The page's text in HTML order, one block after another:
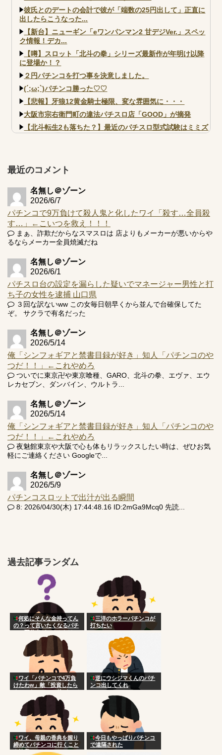
彼氏とのデートの会計で彼が「端数の25円出して」正直に
出したらこうなった...
【新台】ニューギン「eワンパンマン2 甘デジVer.」スペッ
ク情報！デカ...
【噂】スロット「北斗の拳」シリーズ最新作が年明け以降
に登場か！？
２円パチンコを打つ事を決意しました。
(´;ω;`)パチンコ勝った♡♡
【悲報】牙狼12黄金騎士極限、変な雰囲気に・・・
大阪市宗右衛門町の違法パチスロ店「GOOD」が摘発
【北斗転生2も落ちた？】最近のパチスロ型式試験はミミズ
アズールレーン スロット評価はコイン持ちの悪い疑似ボ天
Powered by livedoor 相互RSS
最近のコメント
名無し＠ゾーン
2026/6/7
パチンコで9万負けて殺人鬼と化したワイ「殺す…全員殺
す…」←こいつを救え！！！
まぁ、詐欺だからなスマスロは 店よりもメーカーが悪いからや
るならメーカー全員焼滅だね
名無し＠ゾーン
2026/6/1
パチスロ台の設定を漏らした疑いでマネージャー男性と打
ち子の女性を逮捕 山口県
３回な訳ないww この女毎日朝早くから並んで台確保してた
ぞ。 サクラで有名だった
名無し＠ゾーン
2026/5/14
俺「シンフォギアと禁書目録が好き」知人「パチンコのや
つだ！！」←これやめろ
ついでに東京卍や東京喰種、GARO、北斗の拳、エヴァ、エウ
レカセブン、ダンバイン、ウルトラ...
名無し＠ゾーン
2026/5/14
俺「シンフォギアと禁書目録が好き」知人「パチンコのや
つだ！！」←これやめろ
夜魅館東京や大阪で心も体もリラックスしたい時は、ぜひお気
軽にご連絡ください Googleで...
名無し＠ゾーン
2026/5/9
パチンコスロットで出汁が出る瞬間
8: 2026/04/30(木) 17:44:48.16 ID:2mGa9Mcq0 先読...
過去記事ランダム
何処にそんな金持ってん
の？って言いたくなるパチ
ンコ配信者がいるんだけ
三洋のホラーパチンコが
打ちたい
ワイ「パチンコで4万負
けたわw」敵「投資したら
よかったのに」←株がレバ
ブルすんのか？
逆にウシジマくんのパチ
ンコ出してくれ
ワイ、母親の香典を握り
締めてパチンコに行くこと
を決意
今日もやっぱりパチンコ
で遠隔された